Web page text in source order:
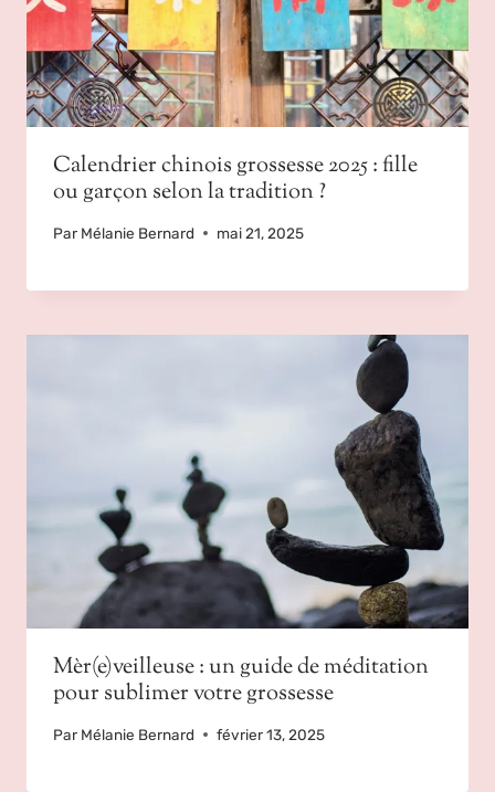
Calendrier chinois grossesse 2025 : fille
ou garçon selon la tradition ?
Par Mélanie Bernard mai 21, 2025
Mèr(e)veilleuse : un guide de méditation
pour sublimer votre grossesse
Par Mélanie Bernard février 13, 2025